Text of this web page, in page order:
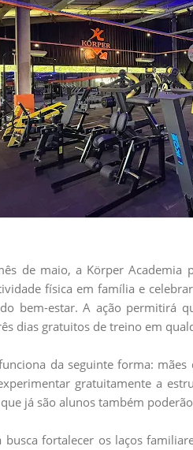
de maio, a Körper Academia
física em família e
bem-estar. A ação permitirá
dias gratuitos de treino em
da seguinte forma:
gratuitamente a
já são alunos também
busca fortalecer os laços